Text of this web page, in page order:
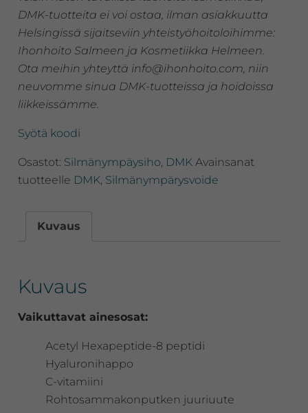
DMK-tuotteita ei voi ostaa, ilman asiakkuutta
Helsingissä sijaitseviin yhteistyöhoitoloihimme:
Ihonhoito Salmeen ja Kosmetiikka Helmeen.
Ota meihin yhteyttä info@ihonhoito.com, niin
neuvomme sinua DMK-tuotteissa ja hoidoissa
liikkeissämme.
Syötä koodi
Osastot: Silmänympäysiho, DMK Avainsanat
tuotteelle DMK, Silmänympärysvoide
Kuvaus
Kuvaus
Vaikuttavat ainesosat:
Acetyl Hexapeptide-8 peptidi
Hyaluronihappo
C-vitamiini
Rohtosammakonputken juuriuute